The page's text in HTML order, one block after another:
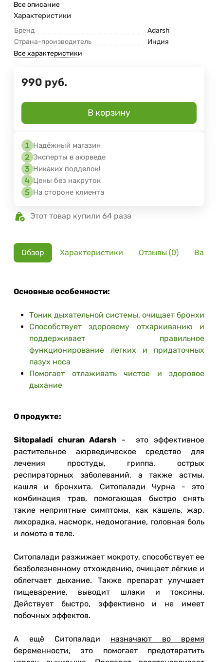
Все описание
Характеристики
Бренд
Adarsh
Страна-производитель
Индия
Все характеристики
990 руб.
В корзину
Надёжный магазин
Эксперты в аюрведе
Никаких подделок!
Цены без накруток
На стороне клиента
Этот товар купили 64 раза
Обзор Характеристики Отзывы (0)
Основные особенности:
Тоник дыхательной системы, очищает бронхи
Способствует здоровому отхаркиванию и
поддерживает правильное
функционирование легких и придаточных
пазух носа
Помогает отлаживать чистое и здоровое
дыхание
О продукте:
Sitopaladi churan Adarsh - это эффективное
растительное аюрведическое средство для
лечения простуды, гриппа, острых
респираторных заболеваний, а также астмы,
кашля и бронхита. Ситопалади Чурна - это
комбинация трав, помогающая быстро снять
такие неприятные симптомы, как кашель, жар,
лихорадка, насморк, недомогание, головная боль
и ломота в теле.
Ситопалади разжижает мокроту, способствует ее
безболезненному отхождению, очищает лёгкие и
облегчает дыхание. Также препарат улучшает
пищеварение, выводит шлаки и токсины.
Действует быстро, эффективно и не имеет
побочных эффектов.
А ещё Ситопалади назначают во время
беременности, это помогает предотвратить